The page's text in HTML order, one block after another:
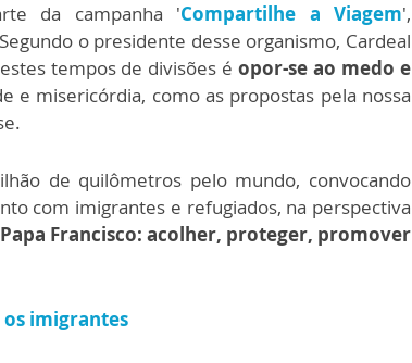
da campanha 'Compartilhe a Viagem',
o presidente desse organismo, Cardeal
tempos de divisões éopor-se ao medo e
e misericórdia, como as propostas pela nossa
de quilômetros pelo mundo, convocando
com imigrantes e refugiados, na perspectiva
Papa Francisco: acolher, proteger, promover
imigrantes